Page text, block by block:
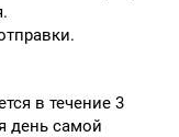
в течение 3
день самой